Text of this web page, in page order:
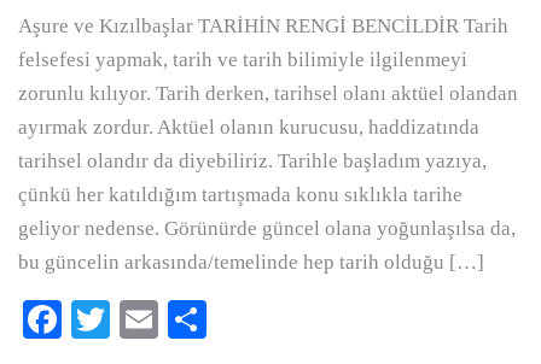
Aşure ve Kızılbaşlar TARİHİN RENGİ BENCİLDİR Tarih
felsefesi yapmak, tarih ve tarih bilimiyle ilgilenmeyi
zorunlu kılıyor. Tarih derken, tarihsel olanı aktüel olandan
ayırmak zordur. Aktüel olanın kurucusu, haddizatında
tarihsel olandır da diyebiliriz. Tarihle başladım yazıya,
çünkü her katıldığım tartışmada konu sıklıkla tarihe
geliyor nedense. Görünürde güncel olana yoğunlaşılsa da,
bu güncelin arkasında/temelinde hep tarih olduğu […]
Facebook
TwitterEmail